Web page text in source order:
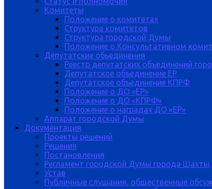
Комитеты
Положение о комитетах
Структура комитетов
Структура городской Думы
Положение о Консультативном
Депутатские обьединения
Реестр депутатских объединений
Депутатское объединение ЕР
Депутатское объединение КПРФ
Положение о ДО «ЕР»
Положение о ДО «КПРФ»
Положение о наградах ДО «ЕР»
Аппарат городской Думы
Документация
Проекты решений
Решения
Постановления
Регламент городской Думы города Шахты
Устав
Публичные слушания, общественные